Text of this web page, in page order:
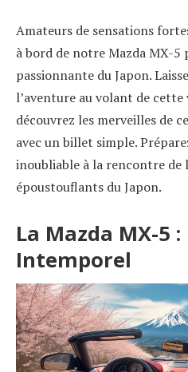
Amateurs de sensations
à bord de notre Mazda MX-
passionnante du Japon.
l’aventure au volant de
découvrez les merveilles de
avec un billet simple.
inoubliable à la rencontre de
époustouflants du Japon.
La Mazda MX-5
Intemporel